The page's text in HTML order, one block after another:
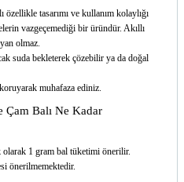
tasarımı ve kullanım kolaylığı
vazgeçemediği bir üründür. Akıllı
olmaz.
suda bekleterek çözebilir ya da doğal
koruyarak muhafaza ediniz.
Çam Balı Ne Kadar
olarak 1 gram bal tüketimi önerilir.
önerilmemektedir.